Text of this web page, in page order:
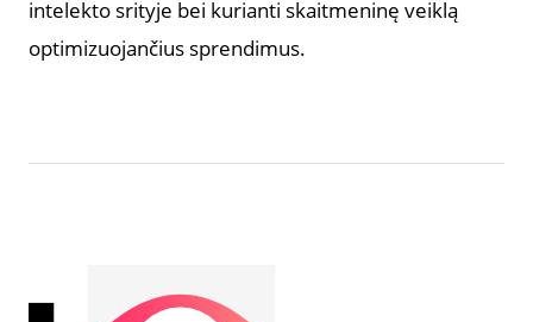
intelekto srityje bei kurianti skaitmeninę veiklą
optimizuojančius sprendimus.